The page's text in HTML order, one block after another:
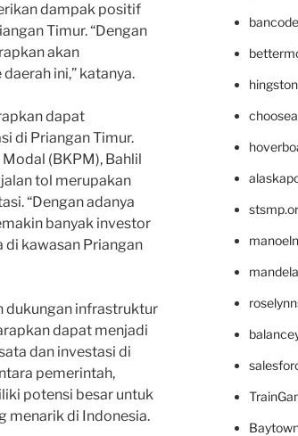
dampak positif
Timur. “Dengan
akan
ini,” katanya.
dapat
di Priangan Timur.
(BKPM), Bahlil
tol merupakan
“Dengan adanya
banyak investor
kawasan Priangan
dukungan infrastruktur
dapat menjadi
dan investasi di
pemerintah,
potensi besar untuk
menarik di Indonesia.